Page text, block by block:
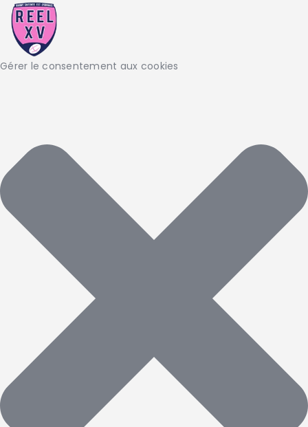
Gérer le consentement aux cookies
LE CLUB
LA VIE DU CLUB
CATEGORIES
MEDIAS
CONTACT